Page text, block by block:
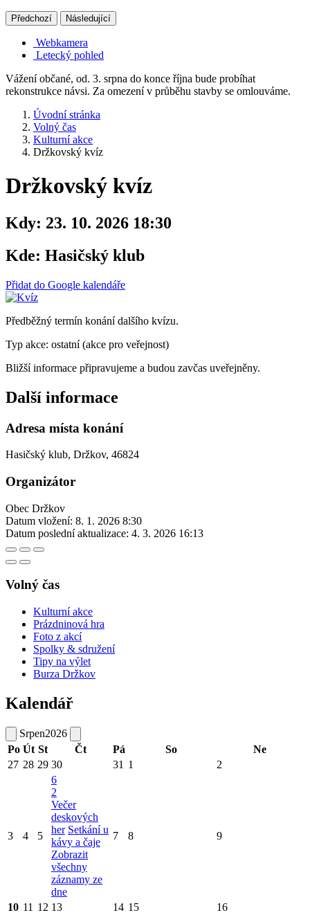
Předchozí Následující
Webkamera
Letecký pohled
Vážení občané, od. 3. srpna do konce října bude probíhat
rekonstrukce návsi. Za omezení v průběhu stavby se omlouváme.
Úvodní stránka
Volný čas
Kulturní akce
Držkovský kvíz
Držkovský kvíz
Kdy: 23. 10. 2026 18:30
Kde: Hasičský klub
Přidat do Google kalendáře
Předběžný termín konání dalšího kvízu.
Typ akce: ostatní (akce pro veřejnost)
Bližší informace připravujeme a budou zavčas uveřejněny.
Další informace
Adresa místa konání
Hasičský klub, Držkov, 46824
Organizátor
Obec Držkov
Datum vložení: 8. 1. 2026 8:30
Datum poslední aktualizace: 4. 3. 2026 16:13
Volný čas
Kulturní akce
Prázdninová hra
Foto z akcí
Spolky & sdružení
Tipy na výlet
Burza Držkov
Kalendář
Srpen2026
Po Út St Čt Pá So
Ne
27 28 29 30 31 1 2
3 4 5
6
2
Večer
deskových
her Setkání u
kávy a čaje
Zobrazit
všechny
záznamy ze
dne
7 8 9
10 11 12 13 14 15 16